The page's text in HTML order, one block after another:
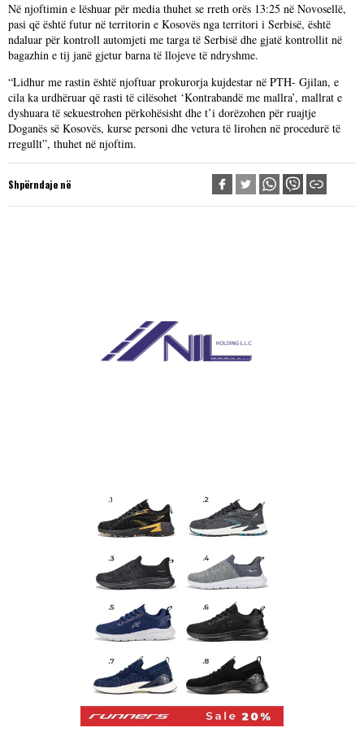
Në njoftimin e lëshuar për media thuhet se rreth orës 13:25 në Novosellë,
pasi që është futur në territorin e Kosovës nga territori i Serbisë, është
ndaluar për kontroll automjeti me targa të Serbisë dhe gjatë kontrollit në
bagazhin e tij janë gjetur barna të llojeve të ndryshme.
“Lidhur me rastin është njoftuar prokurorja kujdestar në PTH- Gjilan, e
cila ka urdhëruar që rasti të cilësohet ‘Kontrabandë me mallra’, mallrat e
dyshuara të sekuestrohen përkohësisht dhe t’i dorëzohen për ruajtje
Doganës së Kosovës, kurse personi dhe vetura të lirohen në procedurë të
rregullt”, thuhet në njoftim.
Shpërndaje në